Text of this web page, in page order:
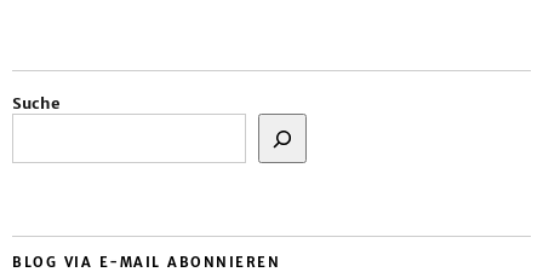
Suche
BLOG VIA E-MAIL ABONNIEREN